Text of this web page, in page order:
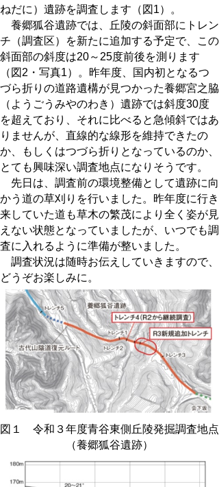
ねだに）遺跡を調査します（図1）。
養郷狐谷遺跡では、丘陵の斜面部にトレン
チ（調査区）を新たに追加する予定で、この
斜面部の斜度は20～25度前後を測ります
（図2・写真1）。昨年度、国内初となるつ
づら折りの道路遺構が見つかった養郷宮之脇
（ようごうみやのわき）遺跡では斜度30度
を超えており、それに比べると急傾斜ではあ
りませんが、直線的な線形を維持できたの
か、もしくはつづら折りとなっているのか、
とても興味深い調査地点になりそうです。
先日は、調査前の環境整備として遺跡に向
かう道の草刈りを行いました。昨年度に行き
来していた道も草木の繁茂により全く姿が見
えない状態となっていましたが、いつでも調
査に入れるように準備が整いました。
調査状況は随時お伝えしていきますので、
どうぞお楽しみに。
図１ 令和３年度青谷東側丘陵発掘調査地点
（養郷狐谷遺跡）